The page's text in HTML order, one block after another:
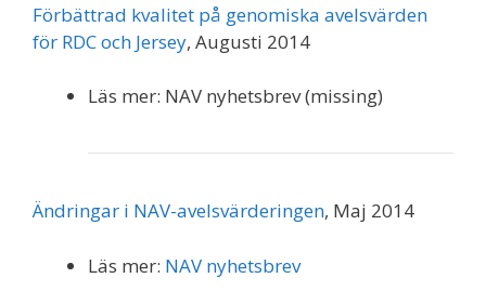
Förbättrad kvalitet på genomiska avelsvärden
för RDC och Jersey, Augusti 2014
Läs mer: NAV nyhetsbrev (missing)
Ändringar i NAV-avelsvärderingen, Maj 2014
Läs mer: NAV nyhetsbrev